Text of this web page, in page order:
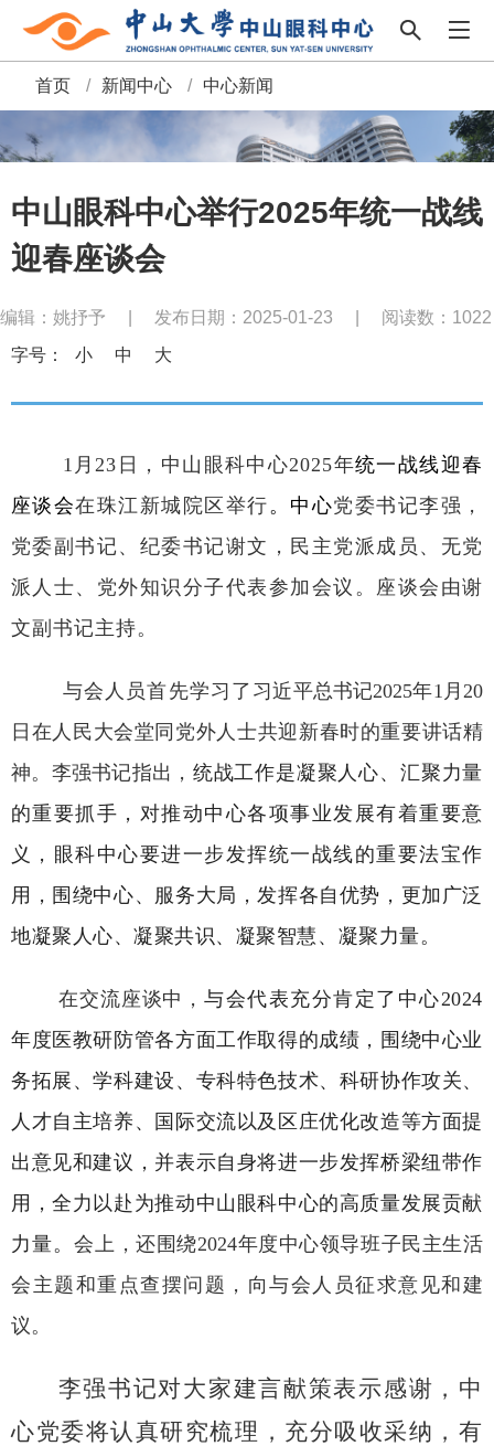
面
包
屑
首页 / 新闻中心 / 中心新闻
中山眼科中心举行2025年统一战线
迎春座谈会
编辑：姚抒予 发布日期：2025-01-23 阅读数： 1022
字号：
小 中 大
1月23日，中山眼科中心2025年统一战线迎春
座谈会在珠江新城院区举行 。中心党委书记李强，
党委副书记、纪委书记谢文，民主党派成员、无党
派人士、党外知识分子代表参加会议。座谈会由谢
文副书记主持。
与会人员首先学习了 习近平总书记2025年1月20
日在人民大会堂同党外人士共迎新春时的重要讲话精
神。李强书记指出， 统战工作是凝聚人心、汇聚力量
的重要抓手，对推动中心各项事业发展有着重要意
义，眼科中心要进一步发挥统一战线的重要法宝作
用，围绕中心、服务大局，发挥各自优势，更加广泛
地凝聚人心、凝聚共识、凝聚智慧、凝聚力量。
在交流座谈中，与会代表充分肯定了中心2024
年度医教研防管各方面工作取得的成绩，围绕中心业
务拓展、学科建设、专科特色技术、科研协作攻关、
人才自主培养、国际交流以及区庄优化改造等方面提
出意见和建议，并表示自身将进一步发挥桥梁纽带作
用，全力以赴为推动中山眼科中心的高质量发展贡献
力量。会上，还围绕2024年度中心领导班子民主生活
会主题和重点查摆问题，向与会人员征求意见和建
议。
李强书记对大家建言献策表示感谢，中
心党委将认真研究梳理，充分吸收采纳，有